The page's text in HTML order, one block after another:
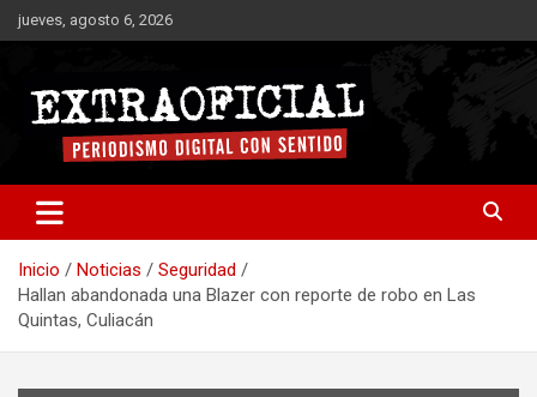
Saltar
al
jueves, agosto 6, 2026
Extraoficial
Inicio Noticias
Seguridad
Hallan abandonada una Blazer con reporte de robo en Las
Quintas, Culiacán